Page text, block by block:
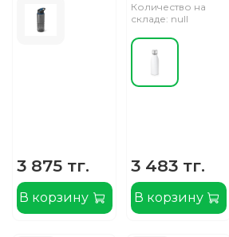
3 875 тг.
В корзину
Количество на
складе: null
3 483 тг.
В корзину